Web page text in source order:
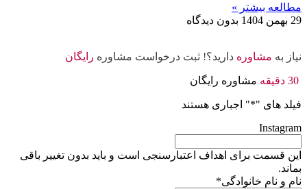
مطالعه بیشتر »
29 بهمن 1404
بدون دیدگاه
نیاز به مشاوره دارید؟! ثبت درخواست مشاوره رایگان
مشاوره رایگان
فیلد های "*" اجباری هستند
Instagram
این قسمت برای اهداف اعتبارسنجی است و باید بدون تغییر باقی
بماند.
نام و نام خانوادگی*